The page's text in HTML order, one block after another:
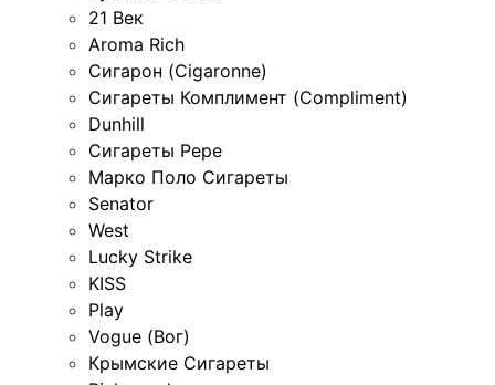
21 Век
Aroma Rich
Сигарон (Cigaronne)
Сигареты Комплимент (Compliment)
Dunhill
Сигареты Pepe
Марко Поло Сигареты
Senator
West
Lucky Strike
KISS
Play
Vogue (Вог)
Крымские Сигареты